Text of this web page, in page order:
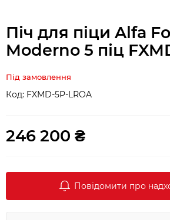
Піч для піци Alfa
Moderno 5 піц
Під замовлення
Код: FXMD-5P-LROA
246 200 ₴
Повідомити про